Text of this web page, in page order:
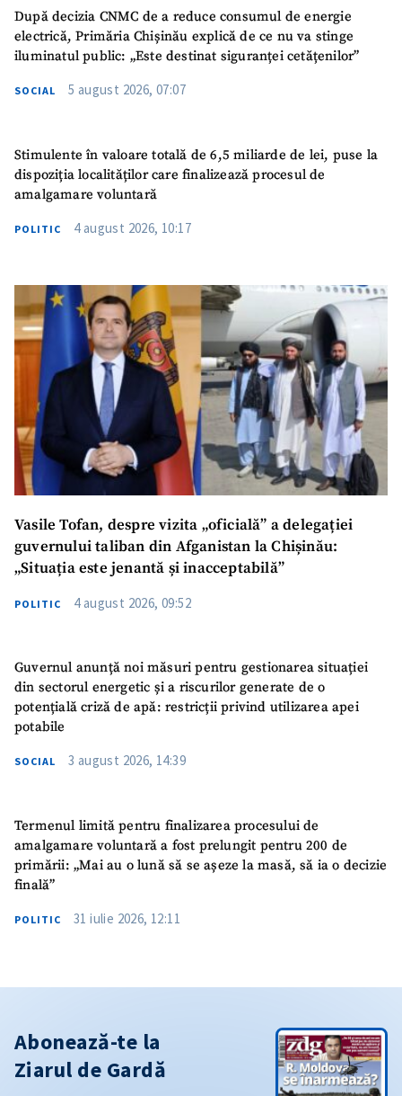
După decizia CNMC de a reduce consumul de energie
electrică, Primăria Chișinău explică de ce nu va stinge
iluminatul public: „Este destinat siguranței cetățenilor”
SOCIAL 5 august 2026, 07:07
Stimulente în valoare totală de 6,5 miliarde de lei, puse la
dispoziția localităților care finalizează procesul de
amalgamare voluntară
POLITIC 4 august 2026, 10:17
Vasile Tofan, despre vizita „oficială” a delegației
guvernului taliban din Afganistan la Chișinău:
„Situația este jenantă și inacceptabilă”
POLITIC 4 august 2026, 09:52
Guvernul anunță noi măsuri pentru gestionarea situației
din sectorul energetic și a riscurilor generate de o
potențială criză de apă: restricții privind utilizarea apei
potabile
SOCIAL 3 august 2026, 14:39
Termenul limită pentru finalizarea procesului de
amalgamare voluntară a fost prelungit pentru 200 de
primării: „Mai au o lună să se așeze la masă, să ia o decizie
finală”
POLITIC 31 iulie 2026, 12:11
Abonează-te la
Ziarul de Gardă